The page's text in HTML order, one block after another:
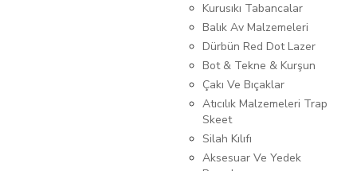
Kurusıkı Tabancalar
Balık Av Malzemeleri
Dürbün Red Dot Lazer
Bot & Tekne & Kurşun
Çakı Ve Bıçaklar
Atıcılık Malzemeleri Trap
Skeet
Silah Kılıfı
Aksesuar Ve Yedek